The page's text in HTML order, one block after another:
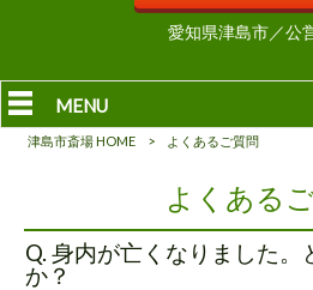
愛知県津島市／公
MENU
津島市斎場 HOME > よくあるご質問
よくある
Q. 身内が亡くなりました
か？